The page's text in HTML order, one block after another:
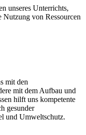
unseres Unterrichts,
Nutzung von Ressourcen
mit den
mit dem Aufbau und
hilft uns kompetente
gesunder
und Umweltschutz.